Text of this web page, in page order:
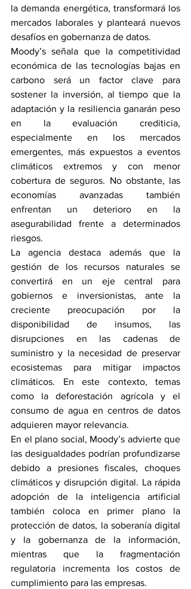
la demanda energética, transformará los
mercados laborales y planteará nuevos
desafíos en gobernanza de datos.
Moody’s señala que la competitividad
económica de las tecnologías bajas en
carbono será un factor clave para
sostener la inversión, al tiempo que la
adaptación y la resiliencia ganarán peso
en la evaluación crediticia,
especialmente en los mercados
emergentes, más expuestos a eventos
climáticos extremos y con menor
cobertura de seguros. No obstante, las
economías avanzadas también
enfrentan un deterioro en la
asegurabilidad frente a determinados
riesgos.
La agencia destaca además que la
gestión de los recursos naturales se
convertirá en un eje central para
gobiernos e inversionistas, ante la
creciente preocupación por la
disponibilidad de insumos, las
disrupciones en las cadenas de
suministro y la necesidad de preservar
ecosistemas para mitigar impactos
climáticos. En este contexto, temas
como la deforestación agrícola y el
consumo de agua en centros de datos
adquieren mayor relevancia.
En el plano social, Moody’s advierte que
las desigualdades podrían profundizarse
debido a presiones fiscales, choques
climáticos y disrupción digital. La rápida
adopción de la inteligencia artificial
también coloca en primer plano la
protección de datos, la soberanía digital
y la gobernanza de la información,
mientras que la fragmentación
regulatoria incrementa los costos de
cumplimiento para las empresas.